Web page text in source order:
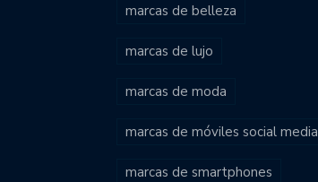
marcas de belleza
marcas de lujo
marcas de moda
marcas de móviles social media
marcas de smartphones